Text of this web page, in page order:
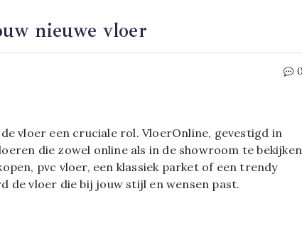
nieuwe vloer
0
vloer een cruciale rol. VloerOnline, gevestigd in
die zowel online als in de showroom te bekijken
pvc vloer, een klassiek parket of een trendy
de vloer die bij jouw stijl en wensen past.